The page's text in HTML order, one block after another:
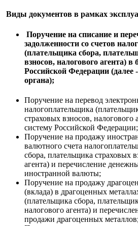
Виды документов в рамках
Поручение на списание и
задолженности со счетов
(плательщика сбора,
взносов, налогового агента)
Российской Федерации (далее
органа);
Поручение на перевод
налогоплательщика
страховых взносов,
систему Российской Федерации;
Поручение на продажу
валютного счета
сбора, плательщика страховых
агента) и перечисление
иностранной валюты;
Поручение на продажу
(вклада) в драгоценных
(плательщика сбора,
налогового агента) и
продажи драгоценных металлов;